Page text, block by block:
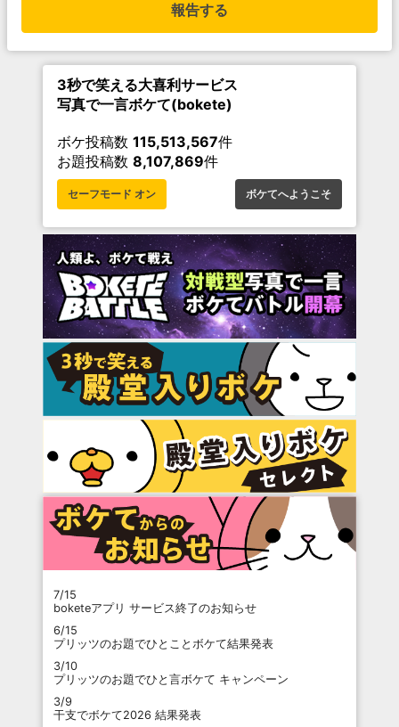
報告する
3秒で笑える大喜利サービス
写真で一言ボケて(bokete)
ボケ投稿数 115,513,567件
お題投稿数 8,107,869件
セーフモード オン ボケてへようこそ
7/15
boketeアプリ サービス終了のお知らせ
6/15
プリッツのお題でひとことボケて結果発表
3/10
プリッツのお題でひと言ボケて キャンペーン
3/9
干支でボケて2026 結果発表